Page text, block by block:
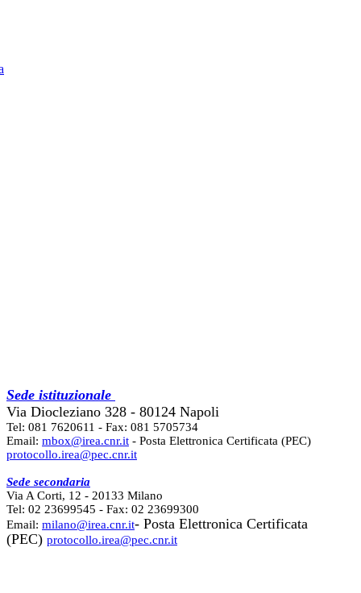
Sede istituzionale
Via Diocleziano 328 - 80124 Napoli
Tel: 081 7620611 - Fax: 081 5705734
Email: mbox@irea.cnr.it - Posta Elettronica Certificata (PEC)
protocollo.irea@pec.cnr.it
Sede secondaria
Via A Corti, 12 - 20133 Milano
Tel: 02 23699545 - Fax: 02 23699300
Email: milano@irea.cnr.it- Posta Elettronica Certificata
(PEC) protocollo.irea@pec.cnr.it